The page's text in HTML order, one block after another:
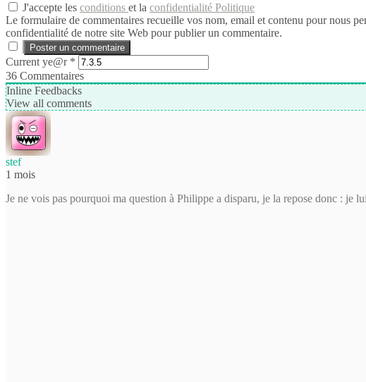
J'accepte les conditions et la confidentialité Politique
Le formulaire de commentaires recueille vos nom, email et contenu pour nous
confidentialité de notre site Web pour publier un commentaire.
Current ye@r *
36 Commentaires
Inline Feedbacks
View all comments
stef
1 mois
Je ne vois pas pourquoi ma question à Philippe a disparu, je la repose donc :